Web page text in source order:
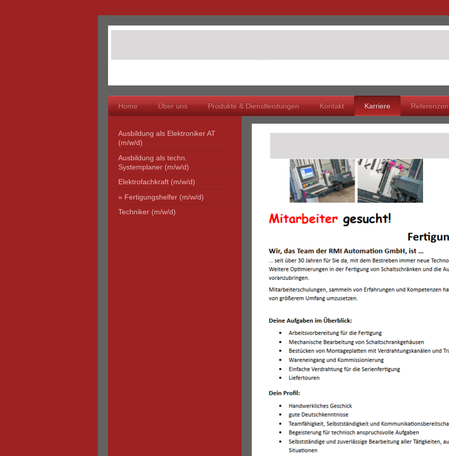
Home Über uns Produkte & Dienstleistungen Kontakt Karriere Referenzen
Ausbildung als Elektroniker AT
(m/w/d)
Ausbildung als techn.
Systemplaner (m/w/d)
Elektrofachkraft (m/w/d)
Fertigungshelfer (m/w/d)
Techniker (m/w/d)